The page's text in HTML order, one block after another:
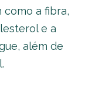
como a fibra,
e a
além de